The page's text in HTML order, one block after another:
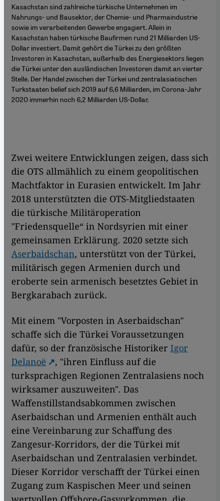
Kasachstan sind zahlreiche türkische Unternehmen im
Nahrungs- und Bausektor, der Chemie- und Pharmaindustrie
sowie im verarbeitenden Gewerbe engagiert. Allein in
Kasachstan haben türkische Baufirmen rund 21 Milliarden US-
Dollar investiert. Damit gehört die Türkei zu den größten
Investoren in Kasachstan, außerhalb des Energiesektors liegen
die Türkei unter den ausländischen Investoren damit an vierter
Stelle. Der Handel zwischen der Türkei und zentralasiatischen
Turkstaaten belief sich 2019 auf 6,6 Milliarden, im Corona-Jahr
2020 immerhin noch 6,2 Milliarden US-Dollar.
Zwei weitere Entwicklungen zeigen, dass sich
die OTS allmählich zu einem geopolitischen
Machtfaktor in Eurasien entwickelt. Im Jahr
2018 unterstützten die OTS-Mitgliedstaaten
die türkische Militäroperation
"Friedensquelle“ in Nordsyrien mit einer
gemeinsamen Erklärung. 2020 setzte sich
Aserbaidschan, unterstützt von der Türkei,
militärisch gegen Armenien durch und
eroberte sein armenisch besetztes Gebiet in
Bergkarabach zurück.
Mit einem "Vorposten in Aserbaidschan"
schaffe sich die Türkei Voraussetzungen
dafür, so der französische Historiker Igor
Delanoë
, "ihren Einfluss auf die
turksprachigen Regionen Zentralasiens noch
wirksamer auszuweiten". Das
Waffenstillstandsabkommen zwischen
Aserbaidschan und Armenien enthält auch
eine Vereinbarung zur Schaffung des
Zangesur-Korridors, der die Türkei mit
Aserbaidschan und Zentralasien verbindet.
Dieser Korridor verschafft der Türkei einen
Zugang zum Kaspischen Meer und seinen